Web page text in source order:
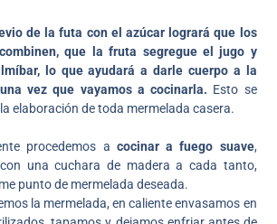
de la futa con el azúcar logrará que los
que la fruta segregue el jugo y
lo que ayudará a darle cuerpo a la
vez que vayamos a cocinarla. Esto se
elaboración de toda mermelada casera.
procedemos a cocinar a fuego suave,
una cuchara de madera a cada tanto,
punto de mermelada deseada.
la mermelada, en caliente envasamos en